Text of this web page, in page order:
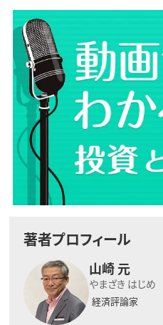
著者プロフィール
山崎 元
やまざき はじめ
経済評論家